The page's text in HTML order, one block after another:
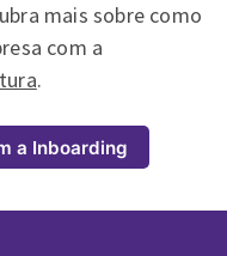
mais sobre como
com a
.
a Inboarding